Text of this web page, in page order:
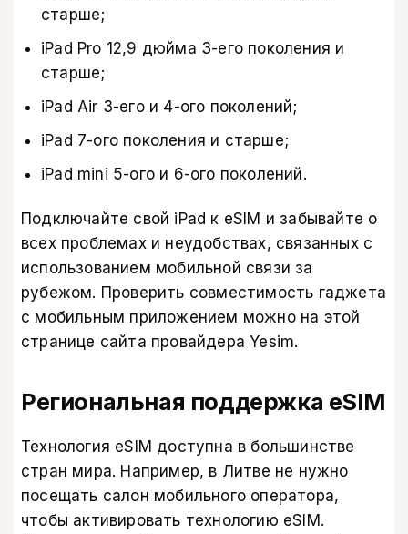
старше;
iPad Pro 12,9 дюйма 3-его поколения и
старше;
iPad Air 3-его и 4-ого поколений;
iPad 7-ого поколения и старше;
iPad mini 5-ого и 6-ого поколений.
Подключайте свой iPad к eSIM и забывайте о
всех проблемах и неудобствах, связанных с
использованием мобильной связи за
рубежом. Проверить совместимость гаджета
с мобильным приложением можно на этой
странице сайта провайдера Yesim.
Региональная поддержка eSIM
Технология eSIM доступна в большинстве
стран мира. Например, в Литве не нужно
посещать салон мобильного оператора,
чтобы активировать технологию eSIM.